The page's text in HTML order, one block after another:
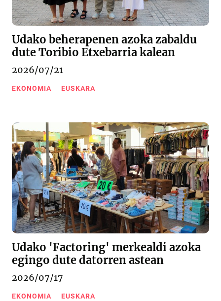
Udako beherapenen azoka zabaldu
dute Toribio Etxebarria kalean
2026/07/21
EKONOMIA EUSKARA
Udako 'Factoring' merkealdi azoka
egingo dute datorren astean
2026/07/17
EKONOMIA EUSKARA